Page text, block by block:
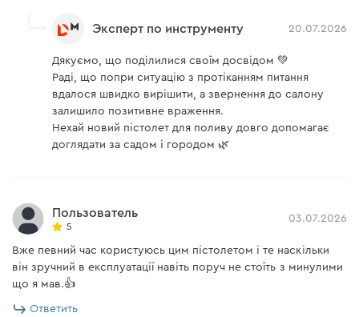
Эксперт по инструменту 20.07.2026
Дякуємо, що поділилися своїм досвідом 💚
Раді, що попри ситуацію з протіканням питання
вдалося швидко вирішити, а звернення до салону
залишило позитивне враження.
Нехай новий пістолет для поливу довго допомагає
доглядати за садом і городом 🌿
Пользователь
5
03.07.2026
Вже певний час користуюсь цим пістолетом і те наскільки
він зручний в експлуатації навіть поруч не стоїть з минулими
що я мав.👍
Ответить